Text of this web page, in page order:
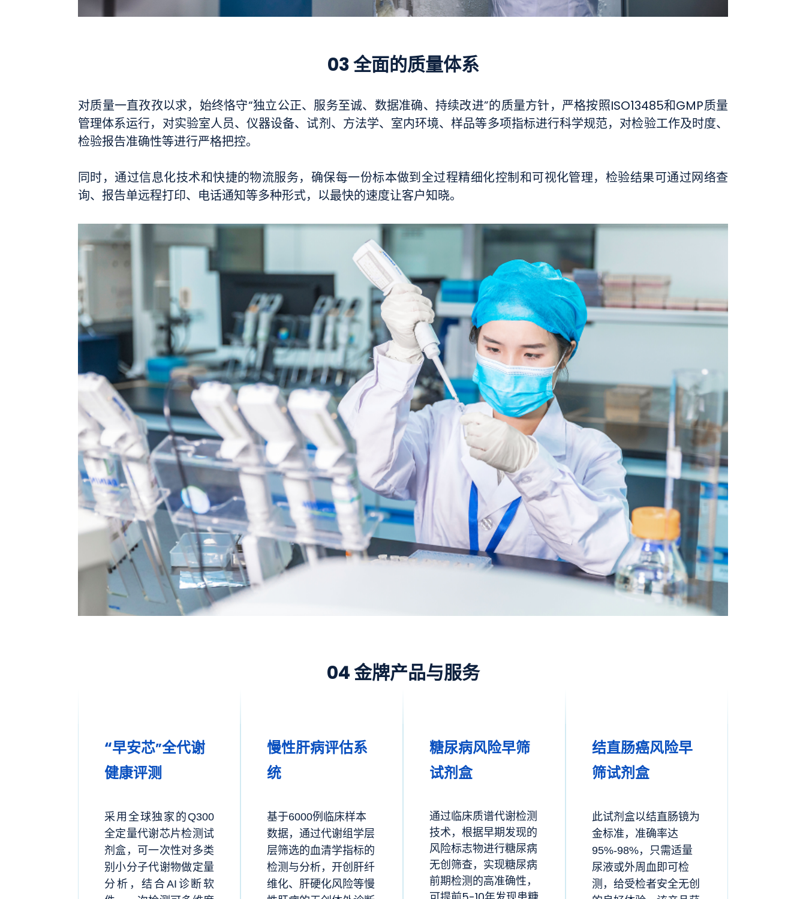
03 全面的质量体系
对质量一直孜孜以求，始终恪守“独立公正、服务至诚、数据准确、持续改进”的质量方针，严格按照ISO13485和GMP质量
管理体系运行，对实验室人员、仪器设备、试剂、方法学、室内环境、样品等多项指标进行科学规范，对检验工作及时度、
检验报告准确性等进行严格把控。
同时，通过信息化技术和快捷的物流服务，确保每一份标本做到全过程精细化控制和可视化管理，检验结果可通过网络查
询、报告单远程打印、电话通知等多种形式，以最快的速度让客户知晓。
04 金牌产品与服务
“早安芯”全代谢
健康评测
采用全球独家的Q300
全定量代谢芯片检测试
剂盒，可一次性对多类
别小分子代谢物做定量
分析，结合AI诊断软
慢性肝病评估系
统
基于6000例临床样本
数据，通过代谢组学层
层筛选的血清学指标的
检测与分析，开创肝纤
维化、肝硬化风险等慢
糖尿病风险早筛
试剂盒
通过临床质谱代谢检测
技术，根据早期发现的
风险标志物进行糖尿病
无创筛查，实现糖尿病
前期检测的高准确性，
结直肠癌风险早
筛试剂盒
此试剂盒以结直肠镜为
金标准，准确率达
95%-98%， 只需适量
尿液或外周血即可检
测，给受检者安全无创